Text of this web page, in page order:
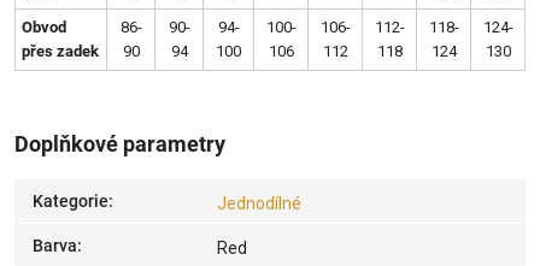
Obvod
přes zadek
86-
90
90-
94
94-
100
100-
106
106-
112
112-
118
118-
124
124-
130
Doplňkové parametry
Kategorie: Jednodílné
Barva: Red